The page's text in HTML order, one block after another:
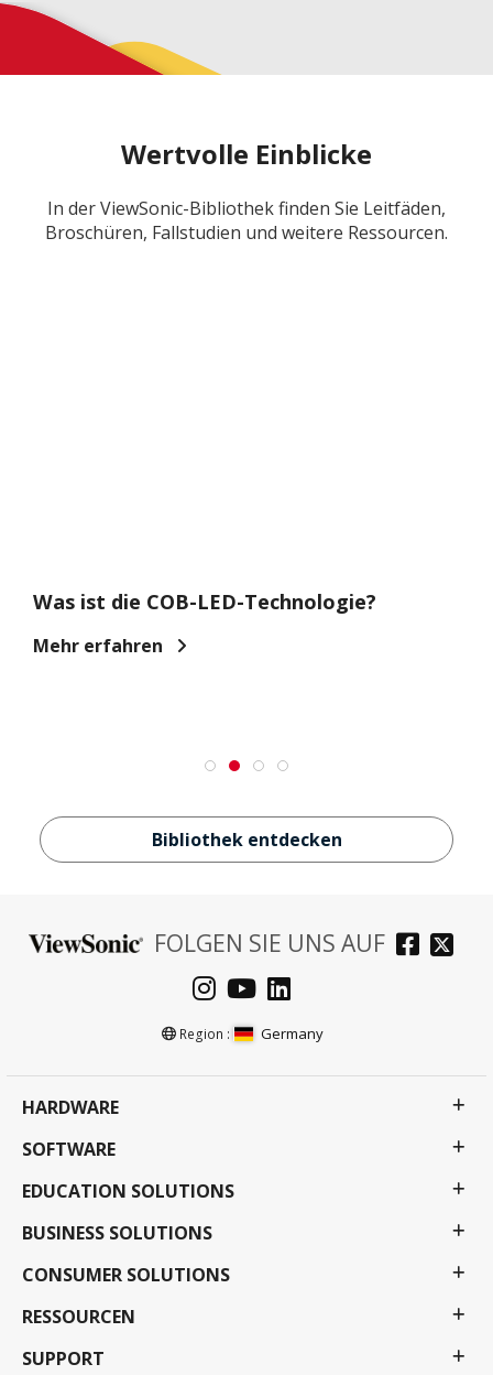
Wertvolle Einblicke
In der ViewSonic-Bibliothek finden Sie Leitfäden,
Broschüren, Fallstudien und weitere Ressourcen.
Was ist die COB-LED-Technologie?
Mehr erfahren
Bibliothek entdecken
FOLGEN SIE UNS AUF
Region : Germany
HARDWARE
SOFTWARE
EDUCATION SOLUTIONS
BUSINESS SOLUTIONS
CONSUMER SOLUTIONS
RESSOURCEN
SUPPORT